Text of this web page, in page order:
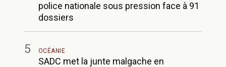
police nationale sous pression face à 91
dossiers
5 OCÉANIE
SADC met la junte malgache en